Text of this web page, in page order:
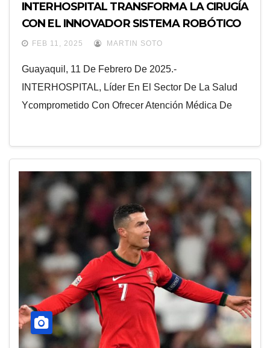
INTERHOSPITAL TRANSFORMA LA CIRUGÍA
CON EL INNOVADOR SISTEMA ROBÓTICO
QUIRÚRGICO SSI MANTRA
FEB 11, 2025 MARTIN SOTO
Guayaquil, 11 De Febrero De 2025.-
INTERHOSPITAL, Líder En El Sector De La Salud
Ycomprometido Con Ofrecer Atención Médica De